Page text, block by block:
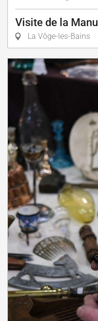
Visite de la
La Vôge-les-Bains